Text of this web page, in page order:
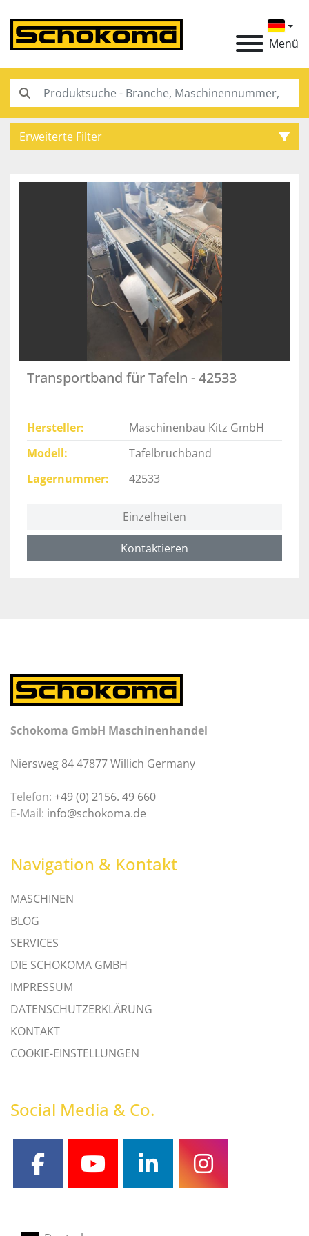
Menü
Erweiterte Filter
Transportband für Tafeln - 42533
Hersteller
Maschinenbau Kitz GmbH
Modell
Tafelbruchband
Lagernummer
42533
Einzelheiten
Kontaktieren
Schokoma GmbH Maschinenhandel
Niersweg 84 47877 Willich Germany
Telefon: +49 (0) 2156. 49 660
E-Mail: info@schokoma.de
Navigation & Kontakt
MASCHINEN
BLOG
SERVICES
DIE SCHOKOMA GMBH
IMPRESSUM
DATENSCHUTZERKLÄRUNG
KONTAKT
COOKIE-EINSTELLUNGEN
Social Media & Co.
facebookyoutubelinkedininstagram